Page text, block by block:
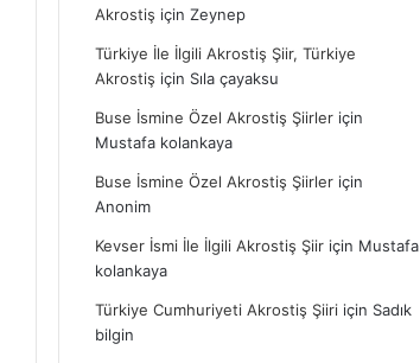
Akrostiş içinZeynep
Türkiye İle İlgili Akrostiş Şiir, Türkiye
Akrostiş için Sıla çayaksu
Buse İsmine Özel Akrostiş Şiirler için
Mustafa kolankaya
Buse İsmine Özel Akrostiş Şiirler için
Anonim
Kevser İsmi İle İlgili Akrostiş Şiir için Mustafa
kolankaya
Türkiye Cumhuriyeti Akrostiş Şiiri için Sadık
bilgin